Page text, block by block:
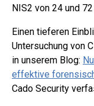
NIS2 von 24 und
Einen tieferen
Untersuchung von
in unserem Blog:
effektive
Cado Security